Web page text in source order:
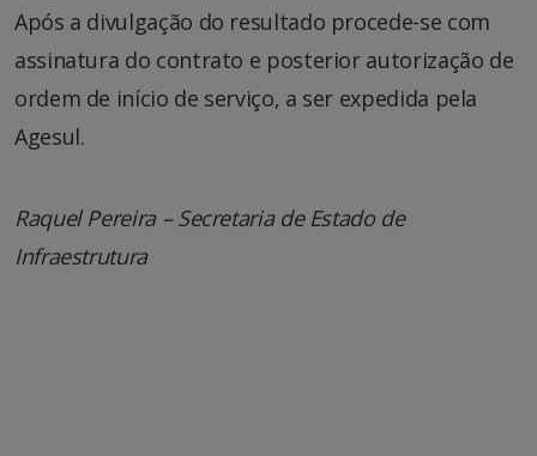
Após a divulgação do resultado procede-se com
assinatura do contrato e posterior autorização de
ordem de início de serviço, a ser expedida pela
Agesul.
Raquel Pereira – Secretaria de Estado de
Infraestrutura